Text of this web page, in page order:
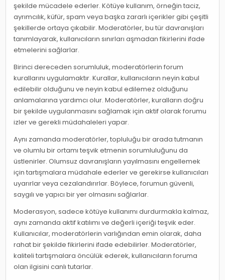
şekilde mücadele ederler. Kötüye kullanım, örneğin taciz,
ayrımcılık, küfür, spam veya başka zararlı içerikler gibi çeşitli
şekillerde ortaya çıkabilir. Moderatörler, bu tür davranışları
tanımlayarak, kullanıcıların sınırları aşmadan fikirlerini ifade
etmelerini sağlarlar.
Birinci dereceden sorumluluk, moderatörlerin forum
kurallarını uygulamaktır. Kurallar, kullanıcıların neyin kabul
edilebilir olduğunu ve neyin kabul edilemez olduğunu
anlamalarına yardımcı olur. Moderatörler, kuralların doğru
bir şekilde uygulanmasını sağlamak için aktif olarak forumu
izler ve gerekli müdahaleleri yapar.
Aynı zamanda moderatörler, topluluğu bir arada tutmanın
ve olumlu bir ortamı teşvik etmenin sorumluluğunu da
üstlenirler. Olumsuz davranışların yayılmasını engellemek
için tartışmalara müdahale ederler ve gerekirse kullanıcıları
uyarırlar veya cezalandırırlar. Böylece, forumun güvenli,
saygılı ve yapıcı bir yer olmasını sağlarlar.
Moderasyon, sadece kötüye kullanımı durdurmakla kalmaz,
aynı zamanda aktif katılımı ve değerli içeriği teşvik eder.
Kullanıcılar, moderatörlerin varlığından emin olarak, daha
rahat bir şekilde fikirlerini ifade edebilirler. Moderatörler,
kaliteli tartışmalara öncülük ederek, kullanıcıların foruma
olan ilgisini canlı tutarlar.